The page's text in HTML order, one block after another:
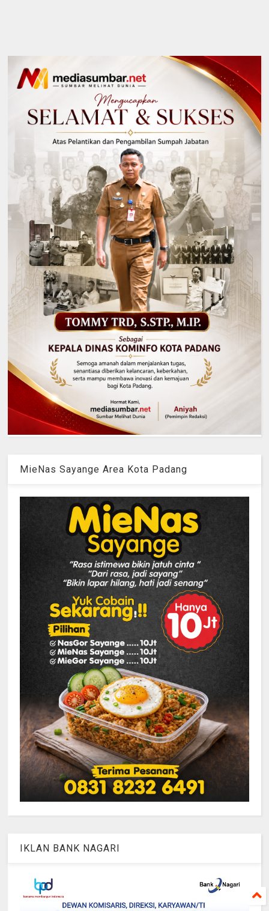
MieNas Sayange Area Kota Padang
IKLAN BANK NAGARI